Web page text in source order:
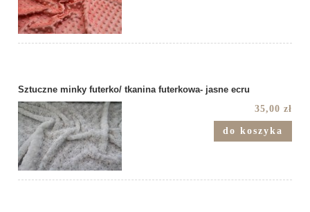
Sztuczne minky futerko/ tkanina futerkowa- jasne ecru
35,00 zł
do koszyka